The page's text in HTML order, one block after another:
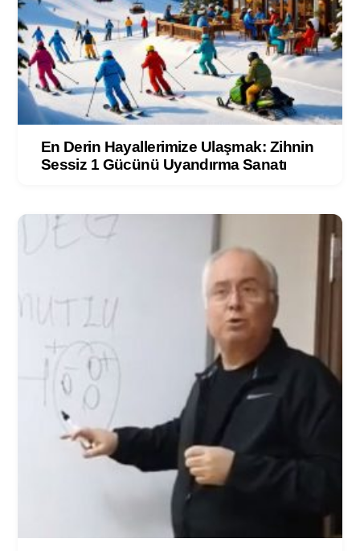
En Derin Hayallerimize Ulaşmak: Zihnin
Sessiz 1 Gücünü Uyandırma Sanatı